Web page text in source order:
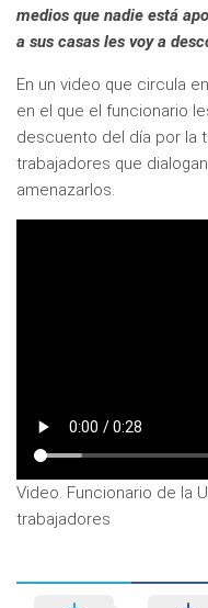
medios que nadie está
a sus casas les voy a
En un video que circula
en el que el funcionario
descuento del día por la
trabajadores que
amenazarlos.
Video. Funcionario de la
trabajadores